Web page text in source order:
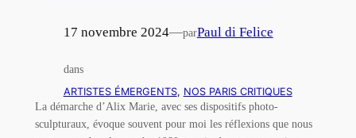
17 novembre 2024—parPaul di Felice
dans
ARTISTES ÉMERGENTS, NOS PARIS CRITIQUES
La démarche d’Alix Marie, avec ses dispositifs photo-
sculpturaux, évoque souvent pour moi les réflexions que nous